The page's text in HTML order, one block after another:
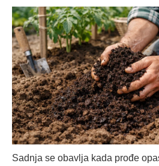
Sadnja se obavlja kada prođe